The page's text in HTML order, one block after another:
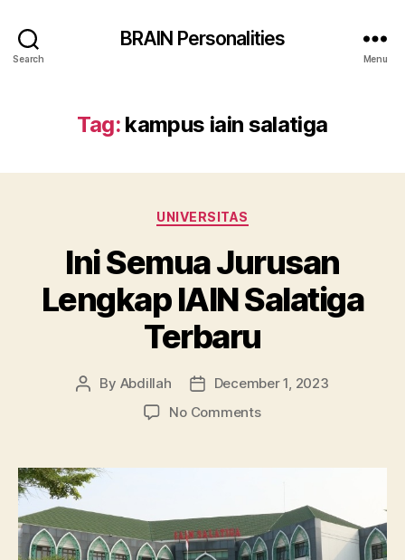
Search
BRAIN Personalities
Menu
Tag: kampus iain salatiga
Categories
UNIVERSITAS
Ini Semua Jurusan
Lengkap IAIN Salatiga
Terbaru
Post
By Abdillah
Post
date
December 1, 2023
No Commentson
Jurusan
IAIN
Salatiga
Terbaru